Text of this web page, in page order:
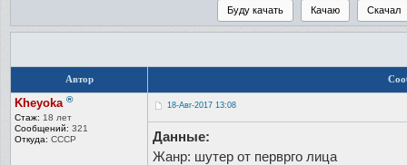
Автор
Kheyoka ®
Стаж: 18 лет
Сообщений: 321
Откуда: СССР
18-Авг-2017 13:08
Данные:
Жанр: шутер от перврго лица